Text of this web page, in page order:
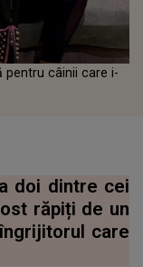
pentru câinii care i-
doi dintre cei
răpiți de un
care